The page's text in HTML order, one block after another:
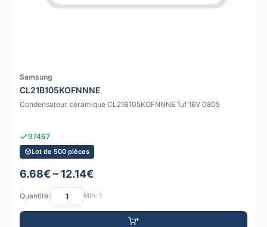
Samsung
CL21B105KOFNNNE
Condensateur céramique CL21B105KOFNNNE 1uf 16V 0805
97467
Lot de 500 pièces
6.68€ – 12.14€
Quantité: Min: 1